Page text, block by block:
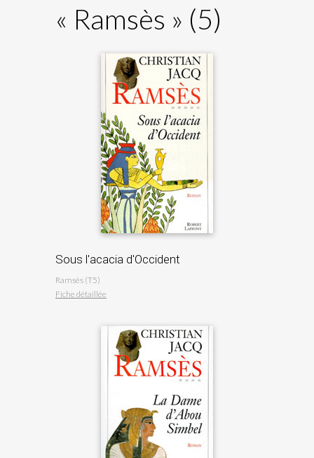
« Ramsès » (5)
Sous l'acacia d'Occident
Ramsès (T5)
Fiche détaillée